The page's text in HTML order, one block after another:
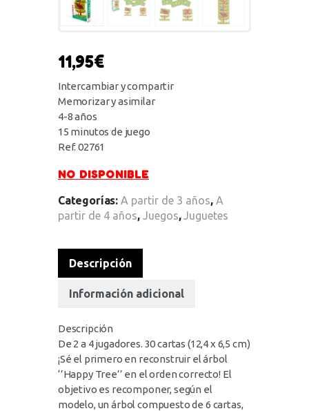
11,95€
Intercambiar y compartir
Memorizar y asimilar
4-8 años
15 minutos de juego
Ref. 02761
NO DISPONIBLE
Categorías: A partir de 3 años, A
partir de 4 años, Juegos,Juguetes
Descripción
Información adicional
Descripción
De 2 a 4 jugadores. 30 cartas (12,4 x 6,5 cm)
¡Sé el primero en reconstruir el árbol
‘’Happy Tree’’ en el orden correcto! El
objetivo es recomponer, según el
modelo, un árbol compuesto de 6 cartas,